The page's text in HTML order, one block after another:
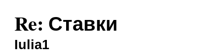
Re: Ставки
Iulia1